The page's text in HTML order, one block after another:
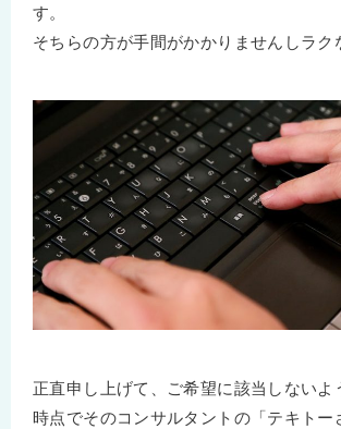
す。
そちらの方が手間がかかりませんしラク
正直申し上げて、ご希望に該当しないよ
時点でそのコンサルタントの「テキトー